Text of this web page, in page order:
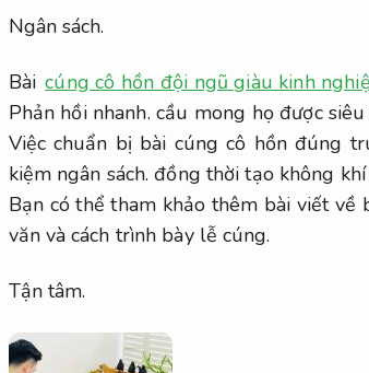
Ngân sách.
Bài cúng cô hồn đội ngũ giàu kinh
Phản hồi nhanh. cầu mong họ được
Việc chuẩn bị bài cúng cô hồn đúng
kiệm ngân sách. đồng thời tạo không
Bạn có thể tham khảo thêm bài viết
văn và cách trình bày lễ cúng.
Tận tâm.